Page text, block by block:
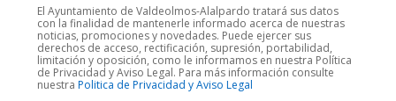
El Ayuntamiento de Valdeolmos-Alalpardo tratará sus datos
con la finalidad de mantenerle informado acerca de nuestras
noticias, promociones y novedades. Puede ejercer sus
derechos de acceso, rectificación, supresión, portabilidad,
limitación y oposición, como le informamos en nuestra Política
de Privacidad y Aviso Legal. Para más información consulte
nuestra Politica de Privacidad y Aviso Legal